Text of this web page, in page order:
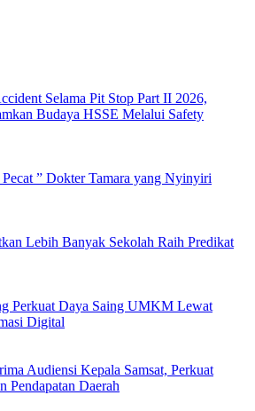
Selama Pit Stop Part II 2026,
Budaya HSSE Melalui Safety
” Dokter Tamara yang Nyinyiri
Lebih Banyak Sekolah Raih Predikat
Perkuat Daya Saing UMKM Lewat
Digital
Audiensi Kepala Samsat, Perkuat
Pendapatan Daerah